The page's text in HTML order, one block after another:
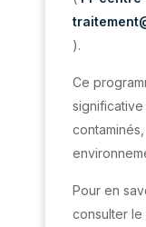
).
Ce
significative
Pour en
consulter le